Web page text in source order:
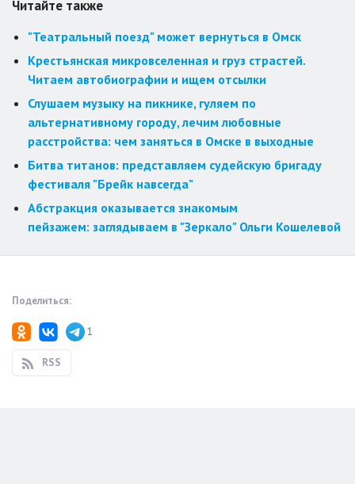
Читайте также
"Театральный поезд" может вернуться в Омск
Крестьянская микровселенная и груз страстей.
Читаем автобиографии и ищем отсылки
Слушаем музыку на пикнике, гуляем по
альтернативному городу, лечим любовные
расстройства: чем заняться в Омске в выходные
Битва титанов: представляем судейскую бригаду
фестиваля "Брейк навсегда"
Абстракция оказывается знакомым
пейзажем: заглядываем в "Зеркало" Ольги Кошелевой
Поделиться:
1
RSS